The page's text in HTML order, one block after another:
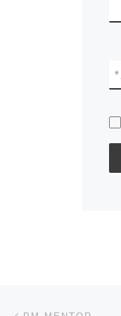
*
文章导航